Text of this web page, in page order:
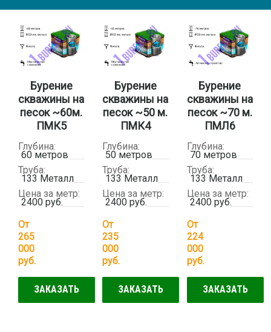
Бурение
скважины на
песок ~60м.
ПМК5
Глубина:
60 метров
Труба:
133 Металл
Цена за метр:
2400 руб.
От
265
000
руб.
ЗАКАЗАТЬ
Бурение
скважины на
песок ~50 м.
ПМК4
Глубина:
50 метров
Труба:
133 Металл
Цена за метр:
2400 руб.
От
235
000
руб.
ЗАКАЗАТЬ
Бурение
скважины на
песок ~70 м.
ПМЛ6
Глубина:
70 метров
Труба:
133 Металл
Цена за метр:
2400 руб.
От
224
000
руб.
ЗАКАЗАТЬ